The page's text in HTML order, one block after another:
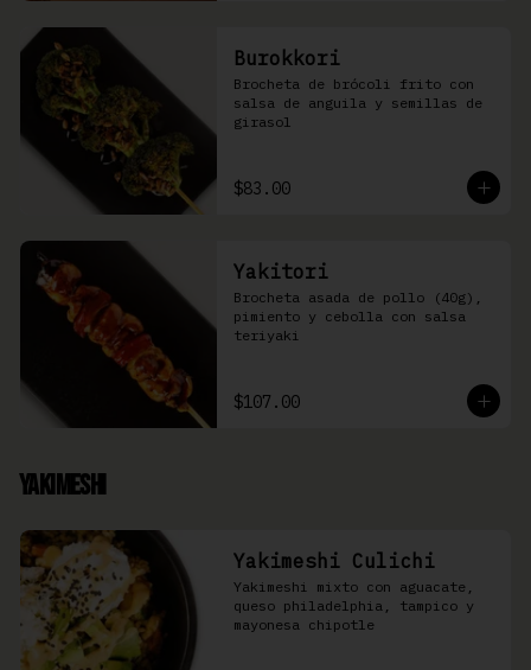
Burokkori
Brocheta de brócoli frito con
salsa de anguila y semillas de
girasol
$83.00
Yakitori
Brocheta asada de pollo (40g),
pimiento y cebolla con salsa
teriyaki
$107.00
Yakimeshi
Yakimeshi Culichi
Yakimeshi mixto con aguacate,
queso philadelphia, tampico y
mayonesa chipotle